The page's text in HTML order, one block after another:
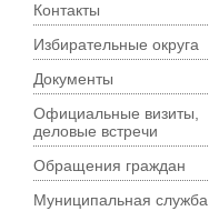
Контакты
Избирательные округа
Документы
Официальные визиты,
деловые встречи
Обращения граждан
Муниципальная служба